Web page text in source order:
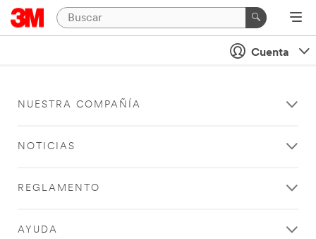
Cuenta
NUESTRA COMPAÑÍA
NOTICIAS
REGLAMENTO
AYUDA